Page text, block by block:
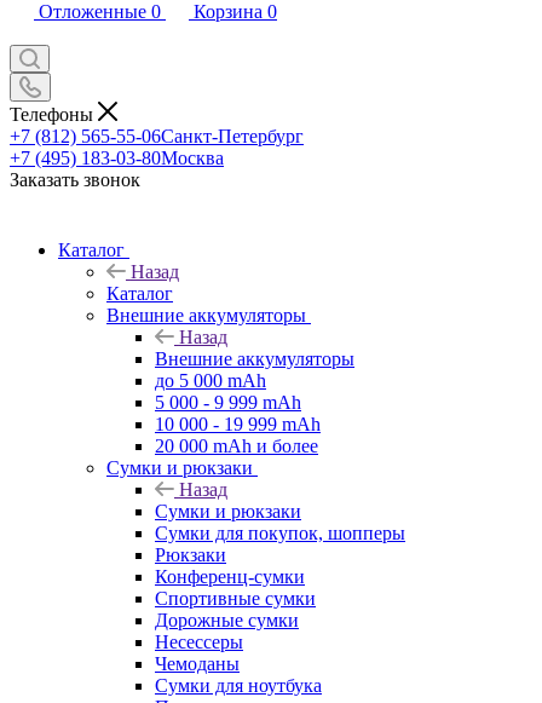
Отложенные 0 Корзина 0
Телефоны
+7 (812) 565-55-06Санкт-Петербург
+7 (495) 183-03-80Москва
Заказать звонок
Каталог
Назад
Каталог
Внешние аккумуляторы
Назад
Внешние аккумуляторы
до 5 000 mAh
5 000 - 9 999 mAh
10 000 - 19 999 mAh
20 000 mAh и более
Сумки и рюкзаки
Назад
Сумки и рюкзаки
Сумки для покупок, шопперы
Рюкзаки
Конференц-сумки
Спортивные сумки
Дорожные сумки
Несессеры
Чемоданы
Сумки для ноутбука